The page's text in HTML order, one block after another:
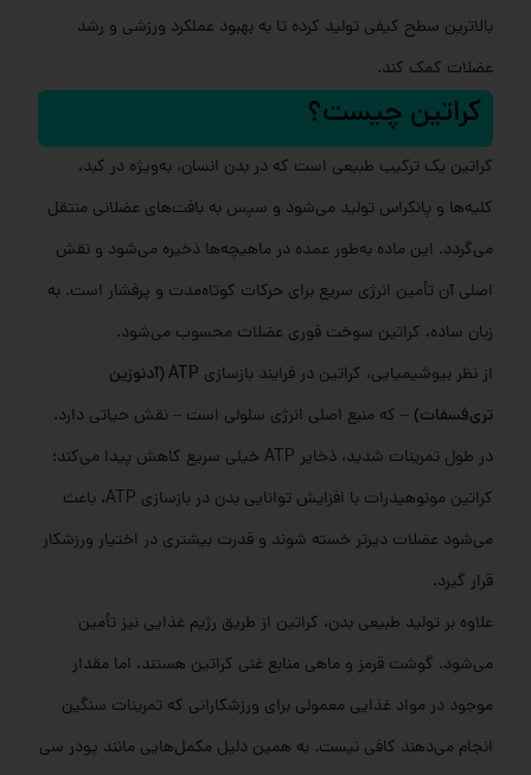
بالاترین سطح کیفی تولید کرده تا به بهبود عملکرد ورزشی و رشد
عضلات کمک کند.
کراتین چیست؟
کراتین یک ترکیب طبیعی است که در بدن انسان، به‌ویژه در کبد،
کلیه‌ها و پانکراس تولید می‌شود و سپس به بافت‌های عضلانی منتقل
می‌گردد. این ماده به‌طور عمده در ماهیچه‌ها ذخیره می‌شود و نقش
اصلی آن تأمین انرژی سریع برای حرکات کوتاه‌مدت و پرفشار است. به
زبان ساده، کراتین سوخت فوری عضلات محسوب می‌شود.
از نظر بیوشیمیایی، کراتین در فرایند بازسازی
ATP (آدنوزین
تری‌فسفات) – که منبع اصلی انرژی سلولی است – نقش حیاتی دارد.
در طول تمرینات شدید، ذخایر ATP خیلی سریع کاهش پیدا می‌کند؛
کراتین مونوهیدرات با افزایش توانایی بدن در بازسازی ATP، باعث
می‌شود عضلات دیرتر خسته شوند و قدرت بیشتری در اختیار ورزشکار
قرار گیرد.
علاوه بر تولید طبیعی بدن، کراتین از طریق رژیم غذایی نیز تأمین
می‌شود. گوشت قرمز و ماهی منابع غنی کراتین هستند، اما مقدار
موجود در مواد غذایی معمولی برای ورزشکارانی که تمرینات سنگین
انجام می‌دهند کافی نیست. به همین دلیل مکمل‌هایی مانند پودر سی